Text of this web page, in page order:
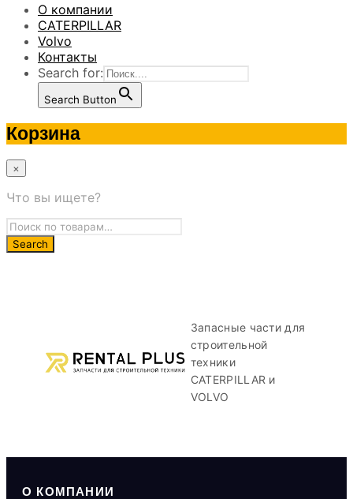
О компании
CATERPILLAR
Volvo
Контакты
Search for:
Search Button
Корзина
×
Что вы ищете?
Запасные части для
строительной
техники
CATERPILLAR и
VOLVO
О КОМПАНИИ